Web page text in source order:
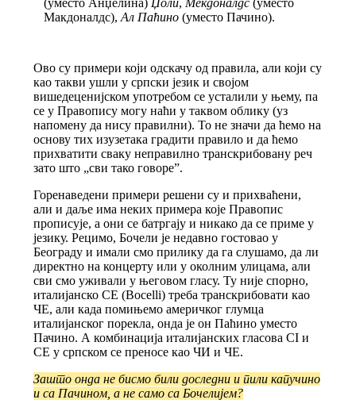
(уместо Анџелина)Џоли,Мекдоналдс (уместо
Макдоналдс),Ал Паћино (уместо Пачино).
Ово су примери који одскачу од правила, али који су
као такви ушли у српски језик и својом
вишедеценијском употребом се усталили у њему, па
се у Правопису могу наћи у таквом облику (уз
напомену да нису правилни). То не значи да ћемо на
основу тих изузетака градити правило и да ћемо
прихватити сваку неправилно транскрибовану реч
зато што „сви тако говоре”.
Горенаведени примери решени су и прихваћени,
али и даље има неких примера које Правопис
прописује, а они се батргају и никако да се приме у
језику. Рецимо, Бочели је недавно гостовао у
Београду и имали смо прилику да га слушамо, да ли
директно на концерту или у околним улицама, али
сви смо уживали у његовом гласу. Ту није спорно,
италијанско CE (Bocelli) треба транскрибовати као
ЧЕ, али када помињемо америчког глумца
италијанског порекла, онда је он Паћино уместо
Пачино. А комбинација италијанских гласова CI и
CE у српском се преносе као ЧИ и ЧЕ.
Зашто онда не бисмо били доследни и пили капучино
и са Пачином, а не само са Бочелијем?